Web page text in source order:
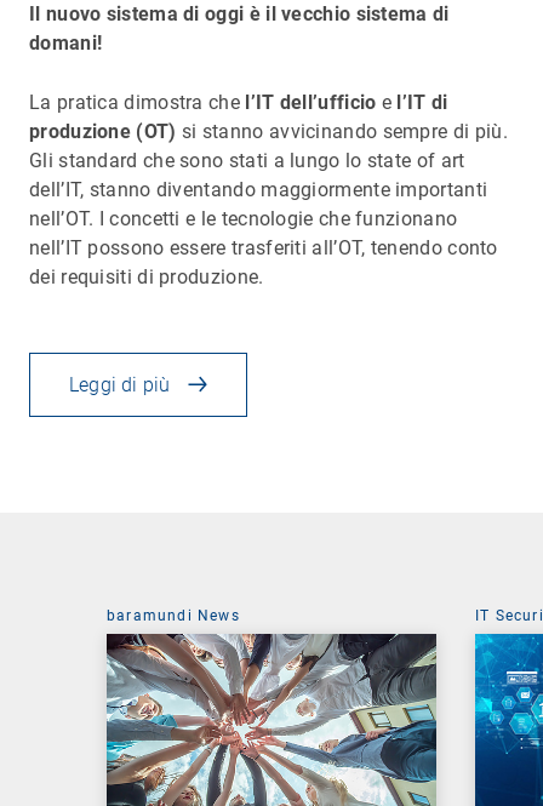
Il nuovo sistema di oggi è il vecchio sistema di
domani!
La pratica dimostra che l’IT dell’ufficio e l’IT di
produzione (OT) si stanno avvicinando sempre di più.
Gli standard che sono stati a lungo lo state of art
dell’IT, stanno diventando maggiormente importanti
nell’OT. I concetti e le tecnologie che funzionano
nell’IT possono essere trasferiti all’OT, tenendo conto
dei requisiti di produzione.
Leggi di più
baramundi News IT